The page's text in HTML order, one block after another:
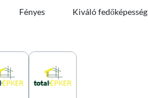
Fényes Kiváló fedőképesség